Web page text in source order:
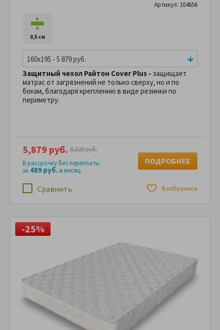
Артикул: 104656
0,5 см
160x195 - 5 879 руб.
Защитный чехол Райтон Cover Plus - защищает
матрас от загрязнений не только сверху, но и по
бокам, благодаря креплению в виде резинки по
периметру.
Сравнить В избранное
5,879 руб. 8,520 руб.
В рассрочку без переплаты
за 489 руб.в месяц
ПОДРОБНЕЕ
-25%